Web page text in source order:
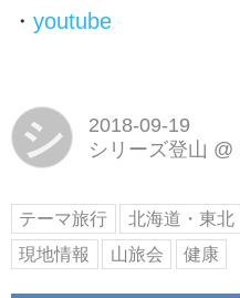
・ youtube
シ
2018-09-19
シリーズ登山 @
テーマ旅行 北海道・東北
現地情報
山旅会 健康